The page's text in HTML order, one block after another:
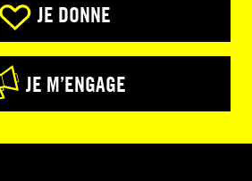
JE DONNE
JE M’ENGAGE